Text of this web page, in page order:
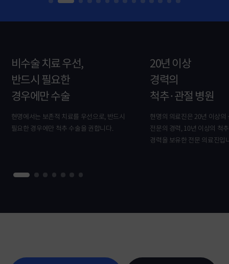
현명신경외과의원 특장점
비수술 치료 우선,
반드시 필요한
경우에만 수술
현명에서는 보존적 치료를 우선으로, 반드시
필요한 경우에만 척추 수술을 권합니다.
20년 이상
경력의
척추·관절 병원
현명의 의료진은 20년 이상의
전문의 경력, 10년 이상의 척
경력을 보유한 전문 의료진입